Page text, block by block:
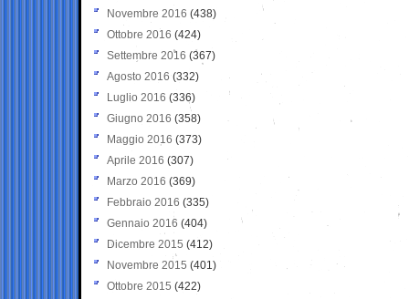
Novembre 2016 (438)
Ottobre 2016 (424)
Settembre 2016 (367)
Agosto 2016 (332)
Luglio 2016 (336)
Giugno 2016 (358)
Maggio 2016 (373)
Aprile 2016 (307)
Marzo 2016 (369)
Febbraio 2016 (335)
Gennaio 2016 (404)
Dicembre 2015 (412)
Novembre 2015 (401)
Ottobre 2015 (422)